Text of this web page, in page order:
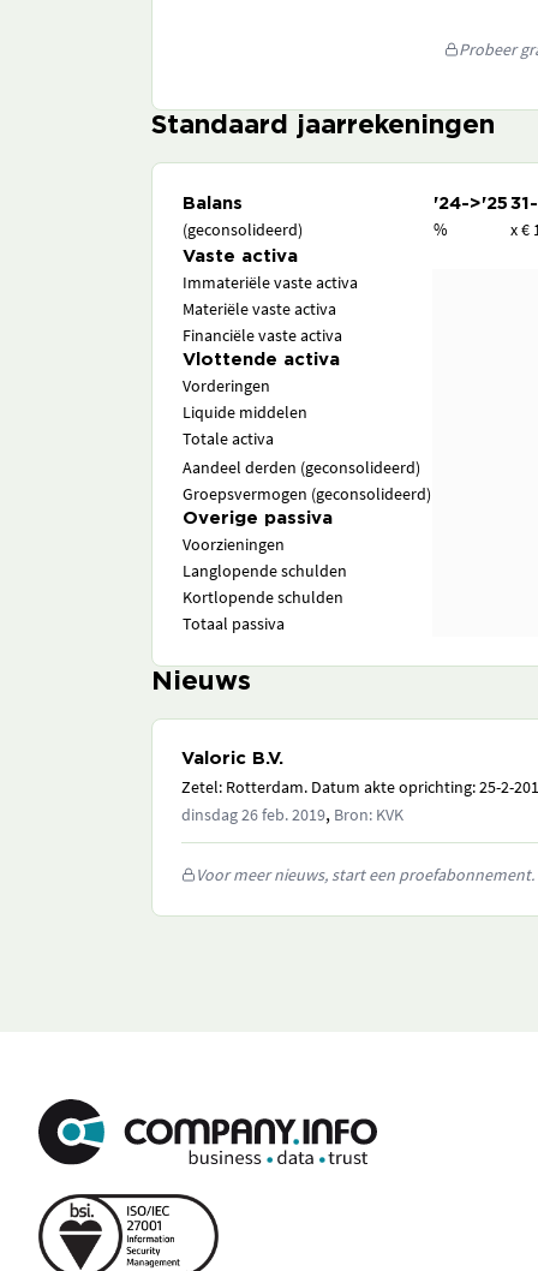
Probeer
Standaard jaarrekeningen
Balans '24->'25
(geconsolideerd) % x €
Vaste activa
Immateriële vaste activa
Materiële vaste activa
Financiële vaste activa
Vlottende activa
Vorderingen
Liquide middelen
Totale activa
Aandeel derden (geconsolideerd)
Groepsvermogen (geconsolideerd)
Overige passiva
Voorzieningen
Langlopende schulden
Kortlopende schulden
Totaal passiva
Nieuws
Valoric B.V.
Zetel: Rotterdam. Datum akte oprichting: 25-2-
dinsdag 26 feb. 2019, Bron: KVK
Voor meer nieuws, start een proefabonnement.